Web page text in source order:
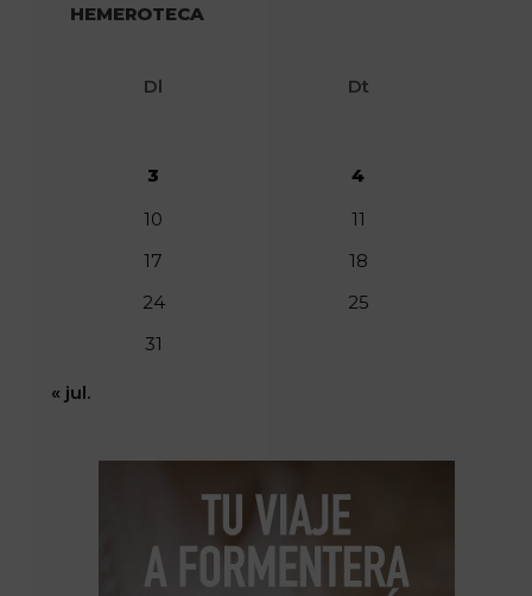
HEMEROTECA
Dl Dt
3
4
10
11
17
18
24
25
31
« jul.